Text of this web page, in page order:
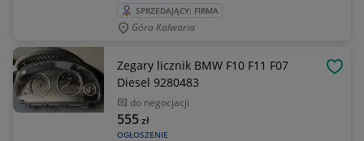
SPRZEDAJĄCY: FIRMA
Góra Kalwaria
Zegary licznik BMW F10 F11 F07
Diesel 9280483
do negocjacji
OGŁOSZENIE
555zł